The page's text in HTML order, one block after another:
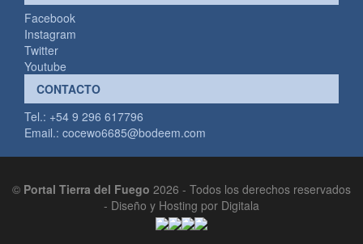
Facebook
Instagram
Twitter
Youtube
CONTACTO
Tel.: +54 9 296 617796
Email.: cocewo6685@bodeem.com
© Portal Tierra del Fuego 2026 - Todos los derechos reservados
- Diseño y Hosting por Digitala